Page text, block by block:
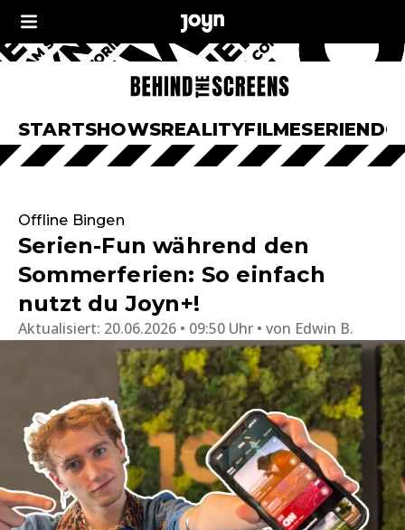
STARTSHOWSREALITYFILMESERIEN
Offline Bingen
Serien-Fun während den
Sommerferien: So einfach
nutzt du Joyn+!
Aktualisiert: 20.06.2026 • 09:50 Uhr von Edwin B.